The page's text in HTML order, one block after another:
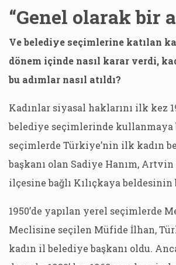
“Genel olarak bir
Ve belediye seçimlerine katılan
dönem içinde nasıl karar verdi,
bu adımlar nasıl atıldı?
Kadınlar siyasal haklarını ilk kez
belediye seçimlerinde kullanmaya
seçimlerde Türkiye’nin ilk kadın
başkanı olan Sadiye Hanım,
ilçesine bağlı Kılıçkaya beldesinin
1950’de yapılan yerel seçimlerde
Meclisine seçilen Müfide İlhan,
kadın il belediye başkanı oldu.